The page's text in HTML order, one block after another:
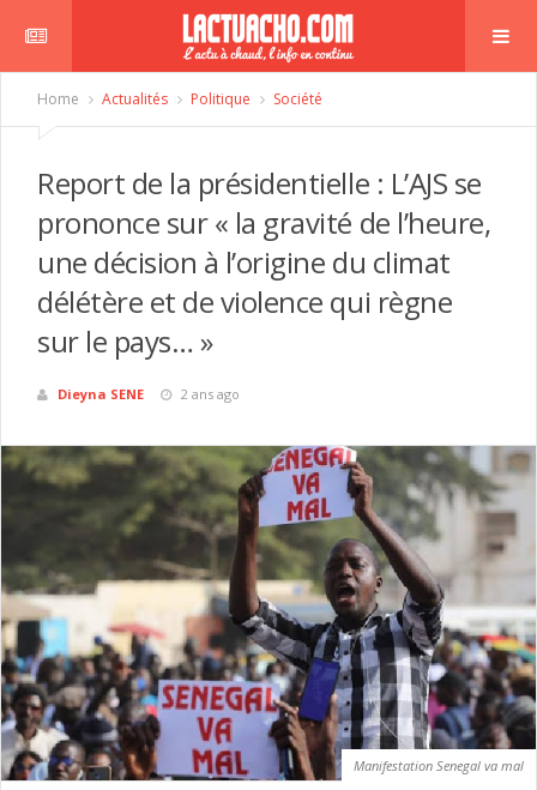
Home Actualités Politique Société
Report de la présidentielle : L’AJS se
prononce sur « la gravité de l’heure,
une décision à l’origine du climat
délétère et de violence qui règne
sur le pays… »
Dieyna SENE 2 ans ago
Manifestation Senegal va mal